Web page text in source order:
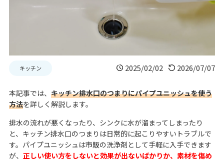
キッチン 2025/02/02 2026/07/07
本記事では、 キッチン排水口のつまりにパイプユニッシュを使う
方法を詳しく解説します。
排水の流れが悪くなったり、シンクに水が溜まってしまったり
と、キッチン排水口のつまりは日常的に起こりやすいトラブルで
す。パイプユニッシュは市販の洗浄剤として手軽に入手できます
が、 正しい使い方をしないと効果が出ないばかりか、素材を傷め